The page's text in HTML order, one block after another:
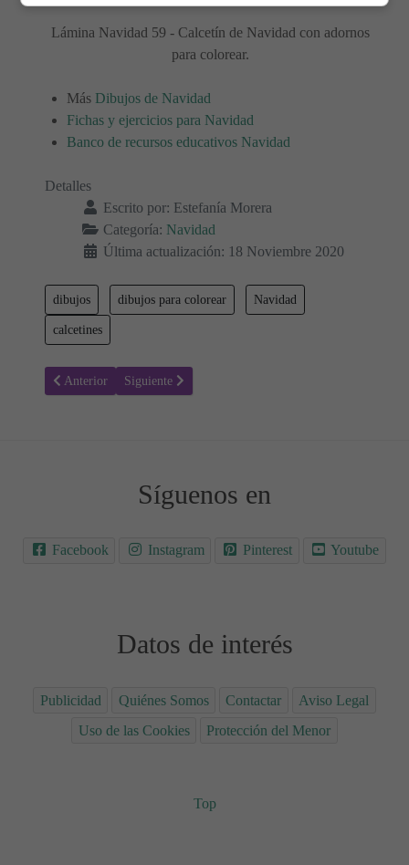
Lámina Navidad 59 - Calcetín de Navidad con adornos
para colorear.
Más Dibujos de Navidad
Fichas y ejercicios para Navidad
Banco de recursos educativos Navidad
Detalles
Escrito por: Estefanía Morera
Categoría: Navidad
Última actualización: 18 Noviembre 2020
dibujos dibujos para colorear Navidad
calcetines
Artículo anterior: Colorear Navidad 60 - Calcetines de Navidad
Anterior Artículo siguiente: Colorear Navidad 58 - Calcetines
Siguiente
Síguenos en
Facebook Instagram Pinterest Youtube
Datos de interés
Publicidad Quiénes Somos Contactar
Aviso Legal
Uso de las Cookies
Protección del Menor
Top